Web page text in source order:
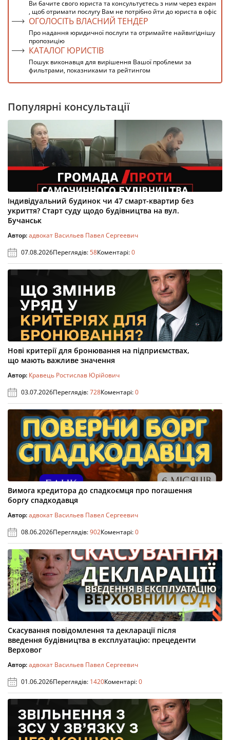
Ви бачите свого юриста та консультуєтесь з ним через екран
, щоб отримати послугу Вам не потрібно йти до юриста в офіс
ОГОЛОСІТЬ ВЛАСНИЙ ТЕНДЕР
Про надання юридичної послуги та отримайте найвигіднішу
пропозицію
КАТАЛОГ ЮРИСТІВ
Пошук виконавця для вирішення Вашої проблеми за
фильтрами, показниками та рейтингом
Популярні консультації
Індивідуальний будинок чи 47 смарт-квартир без
укриття? Старт суду щодо будівництва на вул.
Бучанськ
Автор:адвокат Васильев Павел Сергеевич
07.08.2026Переглядів:58Коментарі:0
Нові критерії для бронювання на підприємствах,
що мають важливе значення
Автор: Кравець Ростислав Юрійович
03.07.2026Переглядів:728Коментарі:0
Вимога кредитора до спадкоємця про погашення
боргу спадкодавця
Автор:адвокат Васильев Павел Сергеевич
08.06.2026Переглядів:902Коментарі:0
Скасування повідомлення та декларації після
введення будівництва в експлуатацію: прецеденти
Верховог
Автор:адвокат Васильев Павел Сергеевич
01.06.2026Переглядів: 1420Коментарі:0